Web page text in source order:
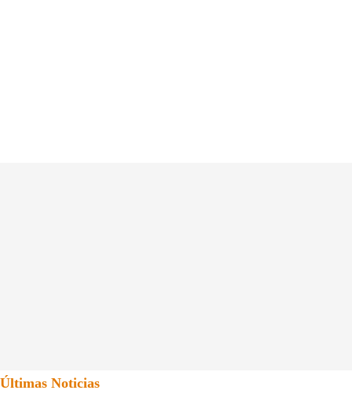
Últimas Noticias